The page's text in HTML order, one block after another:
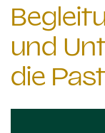
und
die